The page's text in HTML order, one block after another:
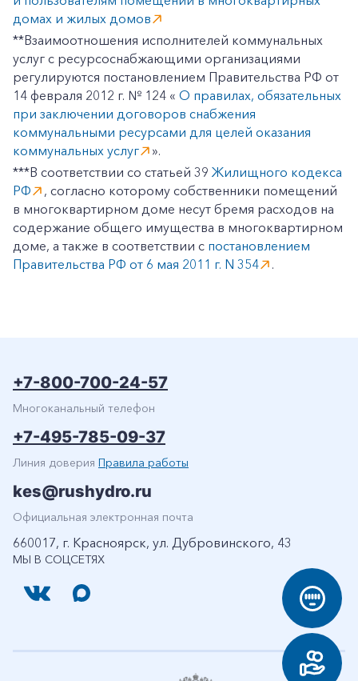
Заказать обратный звонок
домах и жилых домов
**Взаимоотношения исполнителей коммунальных
услуг с ресурсоснабжающими организациями
регулируются постановлением Правительства РФ от
14 февраля 2012 г. № 124 « О правилах, обязательных
при заключении договоров снабжения
коммунальными ресурсами для целей оказания
коммунальных услуг
».
***В соответствии со статьей 39 Жилищного кодекса
РФ
, согласно которому собственники помещений
в многоквартирном доме несут бремя расходов на
содержание общего имущества в многоквартирном
доме, а также в соответствии с постановлением
Правительства РФ от 6 мая 2011 г. N 354
.
МЫ В СОЦСЕТЯХ
+7-800-700-24-57
Многоканальный телефон
+7-495-785-09-37
Линия доверия Правила работы
kes@rushydro.ru
Официальная электронная почта
660017, г. Красноярск, ул. Дубровинского, 43